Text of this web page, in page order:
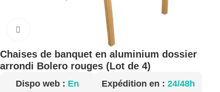
Chaises de banquet en aluminium dossier
arrondi Bolero rouges (Lot de 4)
Dispo web : En
Expédition en : 24/48h